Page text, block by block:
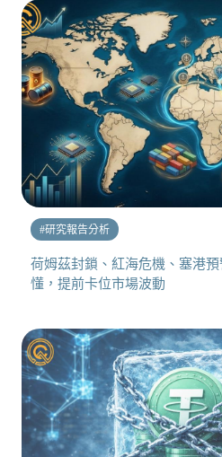
#研究報告分析
荷姆茲封鎖、紅海危機、塞港
懂，提前卡位市場波動